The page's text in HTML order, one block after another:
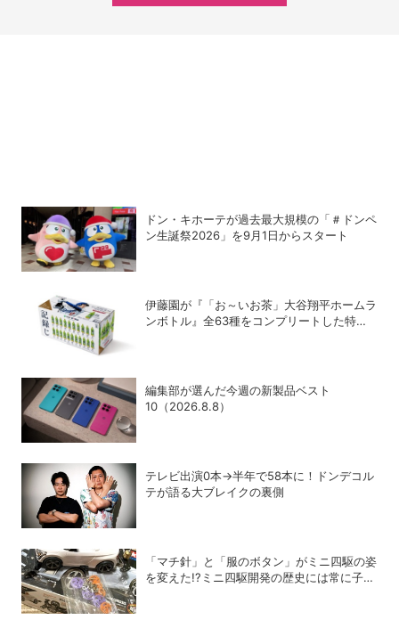
ドン・キホーテが過去最大規模の「＃ドンペ
ン生誕祭2026」を9月1日からスタート
伊藤園が『「お～いお茶」大谷翔平ホームラ
ンボトル』全63種をコンプリートした特別
編集部が選んだ今週の新製品ベスト
10（2026.8.8）
テレビ出演0本→半年で58本に！ドンデコル
テが語る大ブレイクの裏側
「マチ針」と「服のボタン」がミニ四駆の姿
を変えた!?ミニ四駆開発の歴史には常に子ど